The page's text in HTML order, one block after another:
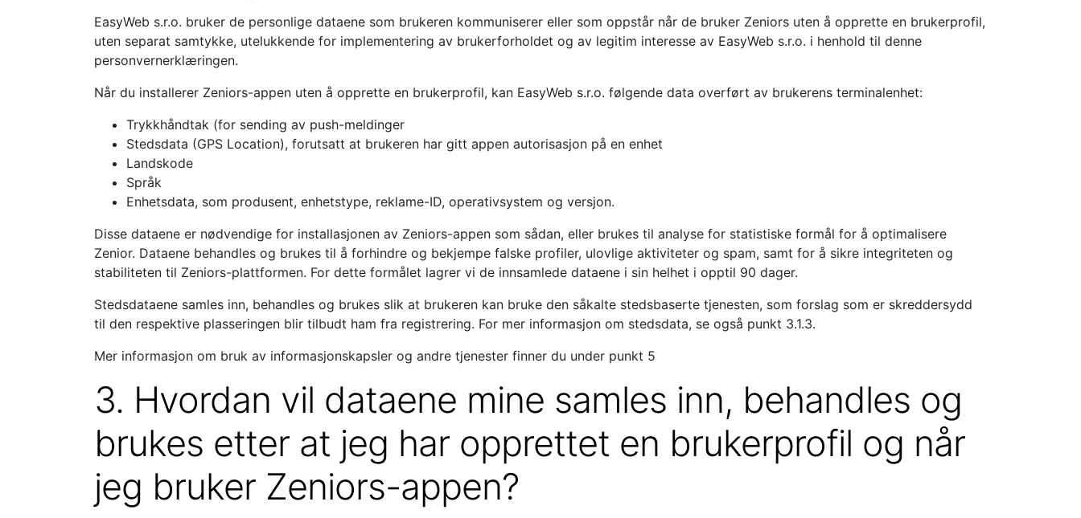
EasyWeb s.r.o. bruker de personlige dataene som brukeren kommuniserer eller som oppstår når de bruker Zeniors uten å opprette en brukerprofil,
uten separat samtykke, utelukkende for implementering av brukerforholdet og av legitim interesse av EasyWeb s.r.o. i henhold til denne
personvernerklæringen.
Når du installerer Zeniors-appen uten å opprette en brukerprofil, kan EasyWeb s.r.o. følgende data overført av brukerens terminalenhet:
Trykkhåndtak (for sending av push-meldinger
Stedsdata (GPS Location), forutsatt at brukeren har gitt appen autorisasjon på en enhet
Landskode
Språk
Enhetsdata, som produsent, enhetstype, reklame-ID, operativsystem og versjon.
Disse dataene er nødvendige for installasjonen av Zeniors-appen som sådan, eller brukes til analyse for statistiske formål for å optimalisere
Zenior. Dataene behandles og brukes til å forhindre og bekjempe falske profiler, ulovlige aktiviteter og spam, samt for å sikre integriteten og
stabiliteten til Zeniors-plattformen. For dette formålet lagrer vi de innsamlede dataene i sin helhet i opptil 90 dager.
Stedsdataene samles inn, behandles og brukes slik at brukeren kan bruke den såkalte stedsbaserte tjenesten, som forslag som er skreddersydd
til den respektive plasseringen blir tilbudt ham fra registrering. For mer informasjon om stedsdata, se også punkt 3.1.3.
Mer informasjon om bruk av informasjonskapsler og andre tjenester finner du under punkt 5
3. Hvordan vil dataene mine samles inn, behandles og
brukes etter at jeg har opprettet en brukerprofil og når
jeg bruker Zeniors-appen?